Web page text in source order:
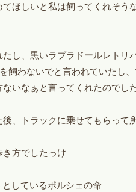
ほしいと私は飼ってくれそう
し、黒いラブラドールレトリ
飼わないでと言われていたし
いなぁと言ってくれたのでした
、トラックに乗せてもらって
方でしたっけ
しているポルシェの命